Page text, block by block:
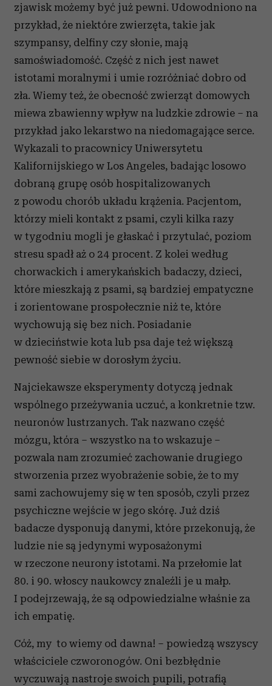
zjawisk możemy być już pewni. Udowodniono na
przykład, że niektóre zwierzęta, takie jak
szympansy, delfiny czy słonie, mają
samoświadomość. Część z nich jest nawet
istotami moralnymi i umie rozróżniać dobro od
zła. Wiemy też, że obecność zwierząt domowych
miewa zbawienny wpływ na ludzkie zdrowie – na
przykład jako lekarstwo na niedomagające serce.
Wykazali to pracownicy Uniwersytetu
Kalifornijskiego w Los Angeles, badając losowo
dobraną grupę osób hospitalizowanych
z powodu chorób układu krążenia. Pacjentom,
którzy mieli kontakt z psami, czyli kilka razy
w tygodniu mogli je głaskać i przytulać, poziom
stresu spadł aż o 24 procent. Z kolei według
chorwackich i amerykańskich badaczy, dzieci,
które mieszkają z psami, są bardziej empatyczne
i zorientowane prospołecznie niż te, które
wychowują się bez nich. Posiadanie
w dzieciństwie kota lub psa daje też większą
pewność siebie w dorosłym życiu.
Najciekawsze eksperymenty dotyczą jednak
wspólnego przeżywania uczuć, a konkretnie tzw.
neuronów lustrzanych. Tak nazwano część
mózgu, która – wszystko na to wskazuje –
pozwala nam zrozumieć zachowanie drugiego
stworzenia przez wyobrażenie sobie, że to my
sami zachowujemy się w ten sposób, czyli przez
psychiczne wejście w jego skórę. Już dziś
badacze dysponują danymi, które przekonują, że
ludzie nie są jedynymi wyposażonymi
w rzeczone neurony istotami. Na przełomie lat
80. i 90. włoscy naukowcy znaleźli je u małp.
I podejrzewają, że są odpowiedzialne właśnie za
ich empatię.
Cóż, my to wiemy od dawna! – powiedzą wszyscy
właściciele czworonogów. Oni bezbłędnie
wyczuwają nastroje swoich pupili, potrafią